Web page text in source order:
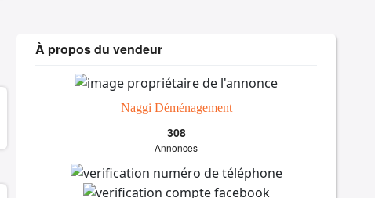
À propos du vendeur
Naggi Déménagement
308
Annonces